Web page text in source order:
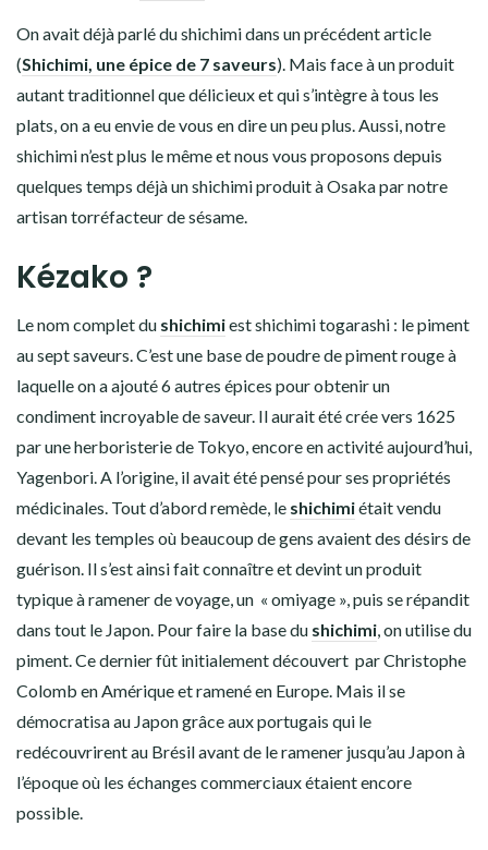
On avait déjà parlé du shichimi dans un précédent article
(Shichimi, une épice de 7 saveurs). Mais face à un produit
autant traditionnel que délicieux et qui s’intègre à tous les
plats, on a eu envie de vous en dire un peu plus. Aussi, notre
shichimi n’est plus le même et nous vous proposons depuis
quelques temps déjà un shichimi produit à Osaka par notre
artisan torréfacteur de sésame.
Kézako ?
Le nom complet du shichimiest shichimi togarashi : le piment
au sept saveurs. C’est une base de poudre de piment rouge à
laquelle on a ajouté 6 autres épices pour obtenir un
condiment incroyable de saveur. Il aurait été crée vers 1625
par une herboristerie de Tokyo, encore en activité aujourd’hui,
Yagenbori. A l’origine, il avait été pensé pour ses propriétés
médicinales. Tout d’abord remède, le shichimiétait vendu
devant les temples où beaucoup de gens avaient des désirs de
guérison. Il s’est ainsi fait connaître et devint un produit
typique à ramener de voyage, un « omiyage », puis se répandit
dans tout le Japon. Pour faire la base du shichimi , on utilise du
piment. Ce dernier fût initialement découvert par Christophe
Colomb en Amérique et ramené en Europe. Mais il se
démocratisa au Japon grâce aux portugais qui le
redécouvrirent au Brésil avant de le ramener jusqu’au Japon à
l’époque où les échanges commerciaux étaient encore
possible.